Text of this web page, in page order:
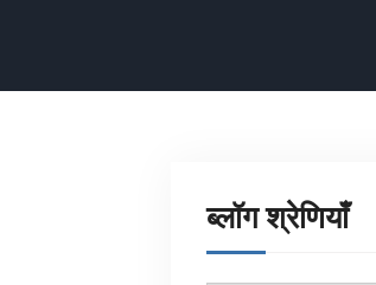
ब्लॉग श्रेणियाँ